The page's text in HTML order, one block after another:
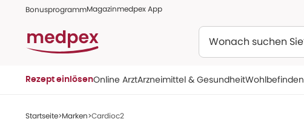
BonusprogrammMagazinmedpex App
Rezept einlösenOnline ArztArzneimittel & GesundheitWohlbefinden
Startseite Marken Cardioc2